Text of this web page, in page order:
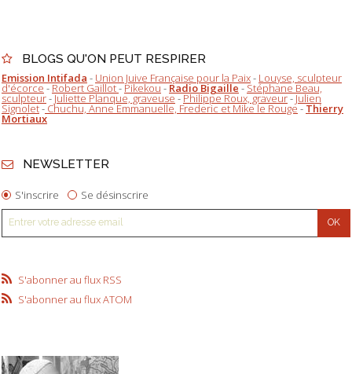
BLOGS QU'ON PEUT RESPIRER
Emission Intifada - Union Juive Française pour la Paix- Louyse, sculpteur
d'écorce-Robert Gaillot-Pikekou-Radio Bigaille-Stéphane Beau,
sculpteur-Juliette Planque, graveuse-Philippe Roux, graveur-Julien
Signolet-Chuchu, Anne Emmanuelle, Frederic et Mike le Rouge-Thierry
Mortiaux
NEWSLETTER
S'inscrire Se désinscrire
S'abonner au flux RSS
S'abonner au flux ATOM